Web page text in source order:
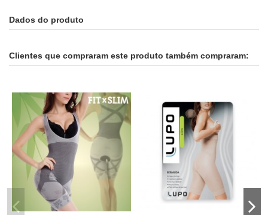
Dados do produto
Clientes que compraram este produto também compraram: